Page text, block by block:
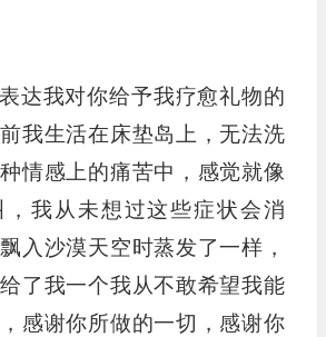
达我对你给予我疗愈礼物的
我生活在床垫岛上，无法洗
情感上的痛苦中，感觉就像
，我从未想过这些症状会消
入沙漠天空时蒸发了一样，
了我一个我从不敢希望我能
感谢你所做的一切，感谢你